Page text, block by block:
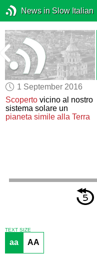
News in Slow Italian
1 September 2016
Scoperto vicino al nostro
sistema solare un
pianeta simile alla Terra
TEXT SIZE
aa AA